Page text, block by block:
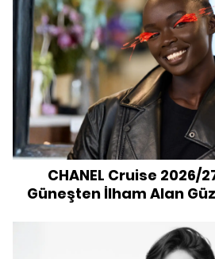
CHANEL Cruise 2026/
Güneşten İlham Alan